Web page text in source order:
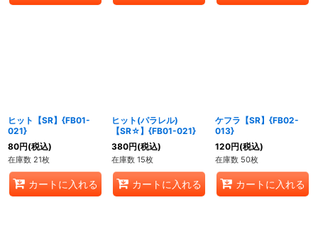
ヒット【SR】{FB01-
021}
80円(税込)
在庫数 21枚
カートに入れる
ヒット(パラレル)
【SR☆】{FB01-021}
380円(税込)
在庫数 15枚
カートに入れる
ケフラ【SR】{FB02-
013}
120円(税込)
在庫数 50枚
カートに入れる